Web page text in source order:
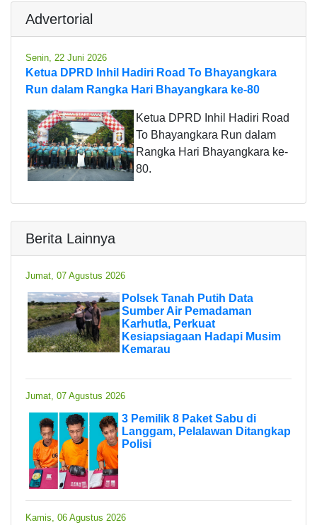
Advertorial
Senin, 22 Juni 2026
Ketua DPRD Inhil Hadiri Road To Bhayangkara
Run dalam Rangka Hari Bhayangkara ke-80
Ketua DPRD Inhil Hadiri Road
To Bhayangkara Run dalam
Rangka Hari Bhayangkara ke-
80.
Berita Lainnya
Jumat, 07 Agustus 2026
Polsek Tanah Putih Data
Sumber Air Pemadaman
Karhutla, Perkuat
Kesiapsiagaan Hadapi Musim
Kemarau
Jumat, 07 Agustus 2026
3 Pemilik 8 Paket Sabu di
Langgam, Pelalawan Ditangkap
Polisi
Kamis, 06 Agustus 2026